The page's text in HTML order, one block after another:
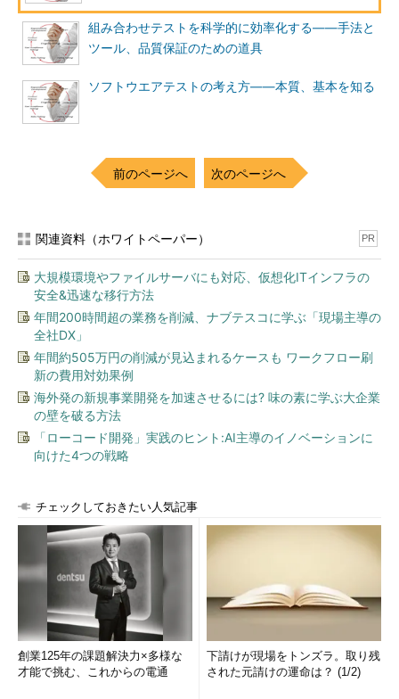
このコツは、禁則を見やすくする目的のものであって、不自然
なテストケースを生成するためのものではありません。
コツその3：因子や水準の優先度を調整するときのコツ
重要な因子または水準に対するテストを重点的に実施するため
ります。オールペア法のツールでは、こうした目的のために、因
子や水準に優先度を付けられるものもあります。
第二回
ただし、優先度は水準の選択に幅があるときに調整するものな
ので、優先度が高い水準を使ったテストケースが劇的に増えるわ
けではありません。
重要な因子・水準を分割して数を増やすテクニック
そこで、因子や水準を劇的に多くテストする方法として、多く
テストをしたい因子や水準を分割して、個数を増やすというコツ
があります。例えば、表7 のように機能要求からすれば年齢因子
は「一般」の水準でよいところを、
代）」と「一般（30歳代以上）」のように水準を分割すると、
テストケースは少なくとも1個は増えます。
表7 最初の水準
表8 重要な項目を増やした水準
この方法は、テストケースを増やすことができますが、やり方
組み合わせテストを科学的に効率化する――手法と
ツール、品質保証のための道具
ソフトウエアテストの考え方――本質、基本を知る
前のページへ 次のページへ
関連資料（ホワイトペーパー） PR
大規模環境やファイルサーバにも対応、仮想化ITインフラの
安全&迅速な移行方法
年間200時間超の業務を削減、ナブテスコに学ぶ「現場主導の
全社DX」
年間約505万円の削減が見込まれるケースも ワークフロー刷
新の費用対効果例
海外発の新規事業開発を加速させるには? 味の素に学ぶ大企業
の壁を破る方法
「ローコード開発」実践のヒント:AI主導のイノベーションに
向けた4つの戦略
チェックしておきたい人気記事
創業125年の課題解決力×多様な
才能で挑む、これからの電通
下請けが現場をトンズラ。取り残
された元請けの運命は？ (1/2)